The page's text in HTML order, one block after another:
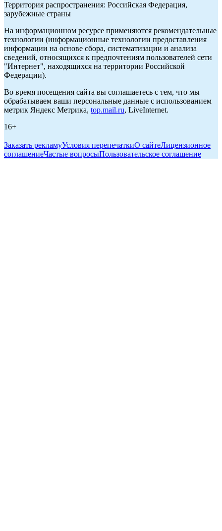
Территория распространения: Российская Федерация,
зарубежные страны
На информационном ресурсе применяются рекомендательные
технологии (информационные технологии предоставления
информации на основе сбора, систематизации и анализа
сведений, относящихся к предпочтениям пользователей сети
"Интернет", находящихся на территории Российской
Федерации).
Во время посещения сайта вы соглашаетесь с тем, что мы
обрабатываем ваши персональные данные с использованием
метрик Яндекс Метрика, top.mail.ru, LiveInternet.
16+
Заказать рекламуУсловия перепечаткиО сайтеЛицензионное
соглашениеЧастые вопросыПользовательское соглашение